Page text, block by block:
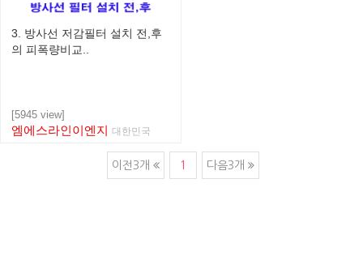
3. 방사선 저감필터 설치 전,후
의 피폭량비교..
[5945 view]
엠에스라인이엔지 대한민국
이전3개 1 다음3개